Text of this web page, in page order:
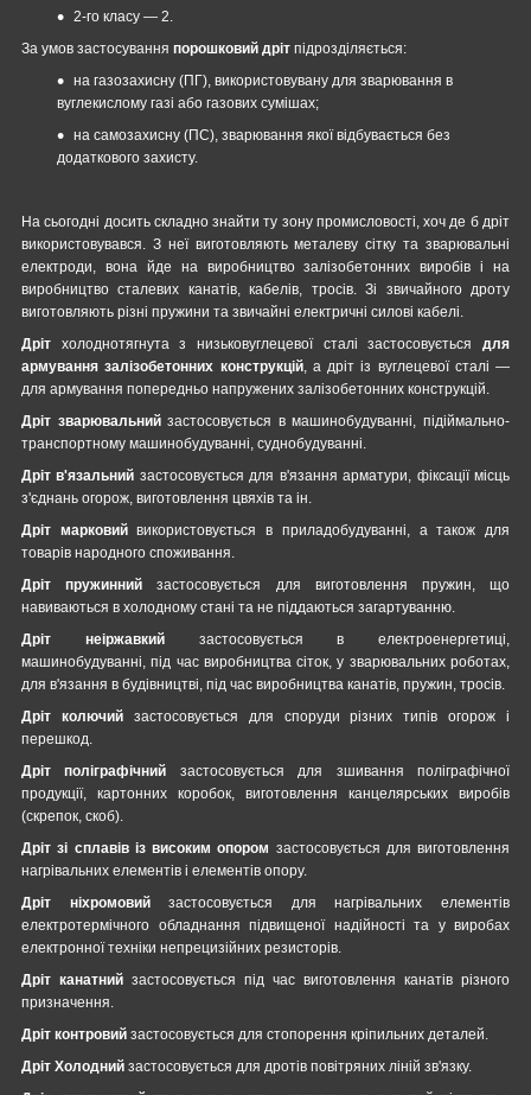
2-го класу — 2.
За умов застосування порошковий дріт підрозділяється:
на газозахисну (ПГ), використовувану для зварювання в
вуглекислому газі або газових сумішах;
на самозахисну (ПС), зварювання якої відбувається без
додаткового захисту.
На сьогодні досить складно знайти ту зону промисловості, хоч де б дріт
використовувався. З неї виготовляють металеву сітку та зварювальні
електроди, вона йде на виробництво залізобетонних виробів і на
виробництво сталевих канатів, кабелів, тросів. Зі звичайного дроту
виготовляють різні пружини та звичайні електричні силові кабелі.
Дріт холоднотягнута з низьковуглецевої сталі застосовуєтьсядля
армування залізобетонних конструкцій, а дріт із вуглецевої сталі —
для армування попередньо напружених залізобетонних конструкцій.
Дріт зварювальнийзастосовується в машинобудуванні, підіймально-
транспортному машинобудуванні, суднобудуванні.
Дріт в'язальний застосовується для в'язання арматури, фіксації місць
з'єднань огорож, виготовлення цвяхів та ін.
Дріт марковийвикористовується в приладобудуванні, а також для
товарів народного споживання.
Дріт пружинний застосовується для виготовлення пружин, що
навиваються в холодному стані та не піддаються загартуванню.
Дріт неіржавкийзастосовується в електроенергетиці,
машинобудуванні, під час виробництва сіток, у зварювальних роботах,
для в'язання в будівництві, під час виробництва канатів, пружин, тросів.
Дріт колючийзастосовується для споруди різних типів огорож і
перешкод.
Дріт поліграфічний застосовується для зшивання поліграфічної
продукції, картонних коробок, виготовлення канцелярських виробів
(скрепок, скоб).
Дріт зі сплавів із високим опором застосовується для виготовлення
нагрівальних елементів і елементів опору.
Дріт ніхромовийзастосовується для нагрівальних елементів
електротермічного обладнання підвищеної надійності та у виробах
електронної техніки непрецизійних резисторів.
Дріт канатний застосовується під час виготовлення канатів різного
призначення.
Дріт контровий застосовується для стопорення кріпильних деталей.
Дріт Холодний застосовується для дротів повітряних ліній зв'язку.